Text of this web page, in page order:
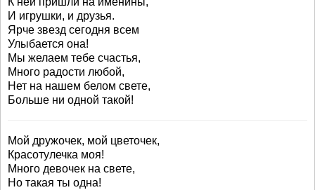
И игрушки, и друзья.
Ярче звезд сегодня всем
Улыбается она!
Мы желаем тебе счастья,
Много радости любой,
Нет на нашем белом свете,
Больше ни одной такой!
Мой дружочек, мой цветочек,
Красотулечка моя!
Много девочек на свете,
Но такая ты одна!